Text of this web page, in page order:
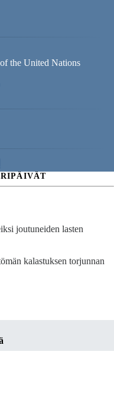
the United Nations
joutuneiden lasten
kalastuksen torjunnan